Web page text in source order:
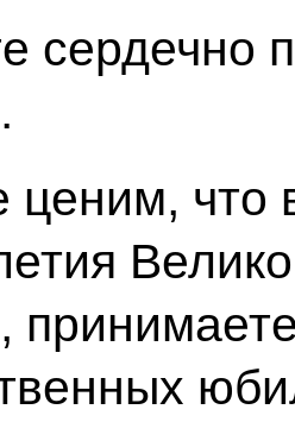
сердечно
ценим, что